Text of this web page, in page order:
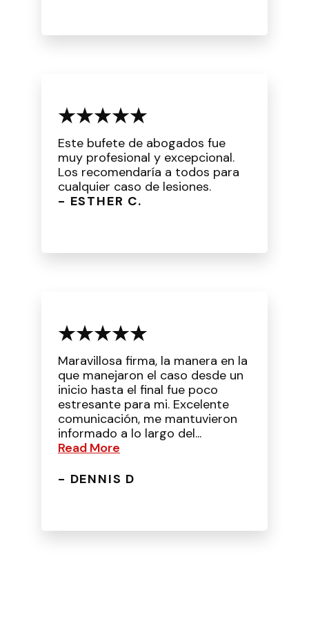
Este bufete de abogados fue
muy profesional y excepcional.
Los recomendaría a todos para
cualquier caso de lesiones.
- ESTHER C.
Maravillosa firma, la manera en la
que manejaron el caso desde un
inicio hasta el final fue poco
estresante para mi. Excelente
comunicación, me mantuvieron
informado a lo largo del...
Read More
- DENNIS D